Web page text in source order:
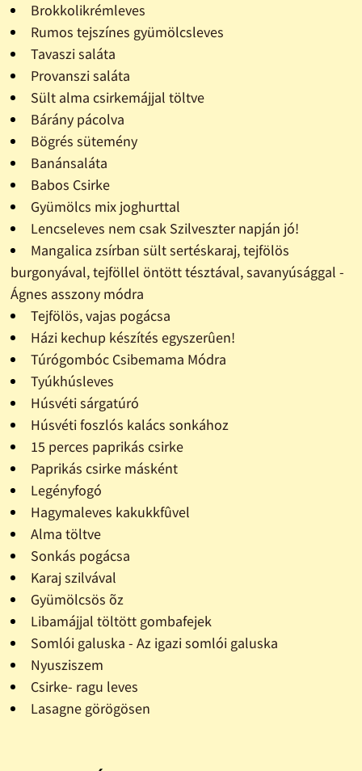
Brokkolikrémleves
Rumos tejszínes gyümölcsleves
Tavaszi saláta
Provanszi saláta
Sült alma csirkemájjal töltve
Bárány pácolva
Bögrés sütemény
Banánsaláta
Babos Csirke
Gyümölcs mix joghurttal
Lencseleves nem csak Szilveszter napján jó!
Mangalica zsírban sült sertéskaraj, tejfölös
burgonyával, tejföllel öntött tésztával, savanyúsággal -
Ágnes asszony módra
Tejfölös, vajas pogácsa
Házi kechup készítés egyszerûen!
Túrógombóc Csibemama Módra
Tyúkhúsleves
Húsvéti sárgatúró
Húsvéti foszlós kalács sonkához
15 perces paprikás csirke
Paprikás csirke másként
Legényfogó
Hagymaleves kakukkfûvel
Alma töltve
Sonkás pogácsa
Karaj szilvával
Gyümölcsös õz
Libamájjal töltött gombafejek
Somlói galuska - Az igazi somlói galuska
Nyusziszem
Csirke- ragu leves
Lasagne görögösen